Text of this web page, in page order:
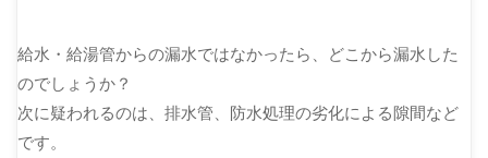
給水・給湯管からの漏水ではなかったら、どこから漏水した
のでしょうか？
次に疑われるのは、排水管、防水処理の劣化による隙間など
です。